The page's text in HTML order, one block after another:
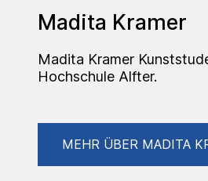
Madita Kramer
Madita Kramer
Hochschule Alfter.
MEHR ÜBER MADITA